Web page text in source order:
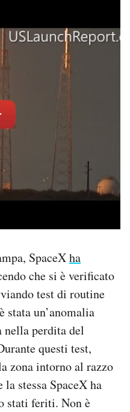
SpaceXha
che si è verificato
test di routine
stata un’anomalia
nella perdita del
questi test,
zona intorno al razzo
stessa SpaceX ha
stati feriti. Non è